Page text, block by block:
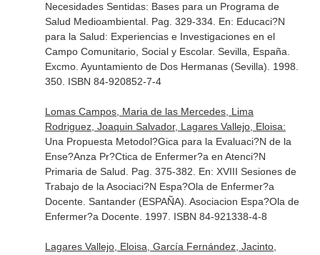
Necesidades Sentidas: Bases para un Programa de
Salud Medioambiental. Pag. 329-334. En: Educaci?N
para la Salud: Experiencias e Investigaciones en el
Campo Comunitario, Social y Escolar. Sevilla, España.
Excmo. Ayuntamiento de Dos Hermanas (Sevilla). 1998.
350. ISBN 84-920852-7-4
Lomas Campos, Maria de las Mercedes, Lima
Rodriguez, Joaquin Salvador, Lagares Vallejo, Eloisa:
Una Propuesta Metodol?Gica para la Evaluaci?N de la
Ense?Anza Pr?Ctica de Enfermer?a en Atenci?N
Primaria de Salud. Pag. 375-382. En: XVIII Sesiones de
Trabajo de la Asociaci?N Espa?Ola de Enfermer?a
Docente. Santander (ESPAÑA). Asociacion Espa?Ola de
Enfermer?a Docente. 1997. ISBN 84-921338-4-8
Lagares Vallejo, Eloisa, García Fernández, Jacinto,